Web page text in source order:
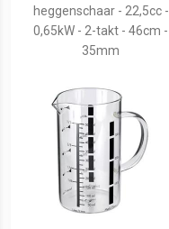
heggenschaar - 22,5cc -
0,65kW - 2-takt - 46cm -
35mm